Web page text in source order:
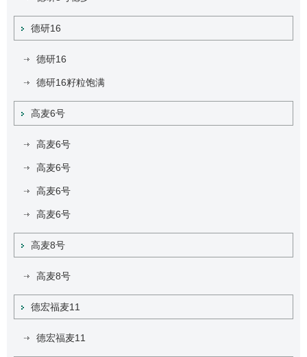
德研16
德研16
德研16籽粒饱满
高麦6号
高麦6号
高麦6号
高麦6号
高麦6号
高麦8号
高麦8号
德宏福麦11
德宏福麦11